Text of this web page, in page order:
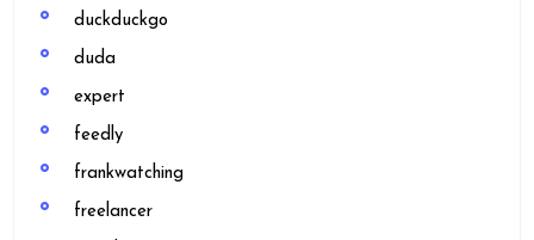
duckduckgo
duda
expert
feedly
frankwatching
freelancer